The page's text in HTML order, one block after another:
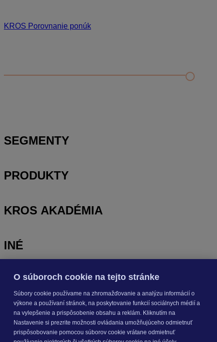
KROS Porovnanie ponúk
Nastavenie šanónov
SEGMENTY
PRODUKTY
KROS AKADÉMIA
INÉ
OdoberajteNOVINKY
O nás
Prihlásiť sa
O súboroch cookie na tejto stránke
Súbory cookie používame na zhromažďovanie a analýzu informácií o
výkone a používaní stránok, na poskytovanie funkcií sociálnych médií a
na vylepšenie a prispôsobenie obsahu a reklám. Kliknutím na
Nastavenie si prezrite možnosti ovládania umožňujúceho odmietnuť
prispôsobovanie pomocou súborov cookie vrátane odmietnuť